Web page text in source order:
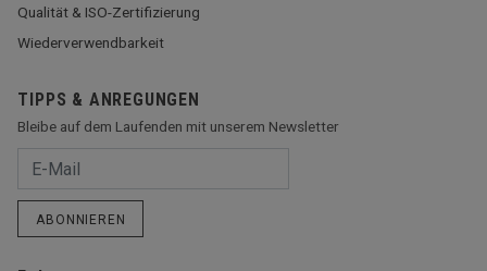
Qualität & ISO-Zertifizierung
Wiederverwendbarkeit
TIPPS & ANREGUNGEN
Bleibe auf dem Laufenden mit unserem Newsletter
ABONNIEREN